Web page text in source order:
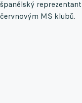
španělský
červnovým MS klubů.